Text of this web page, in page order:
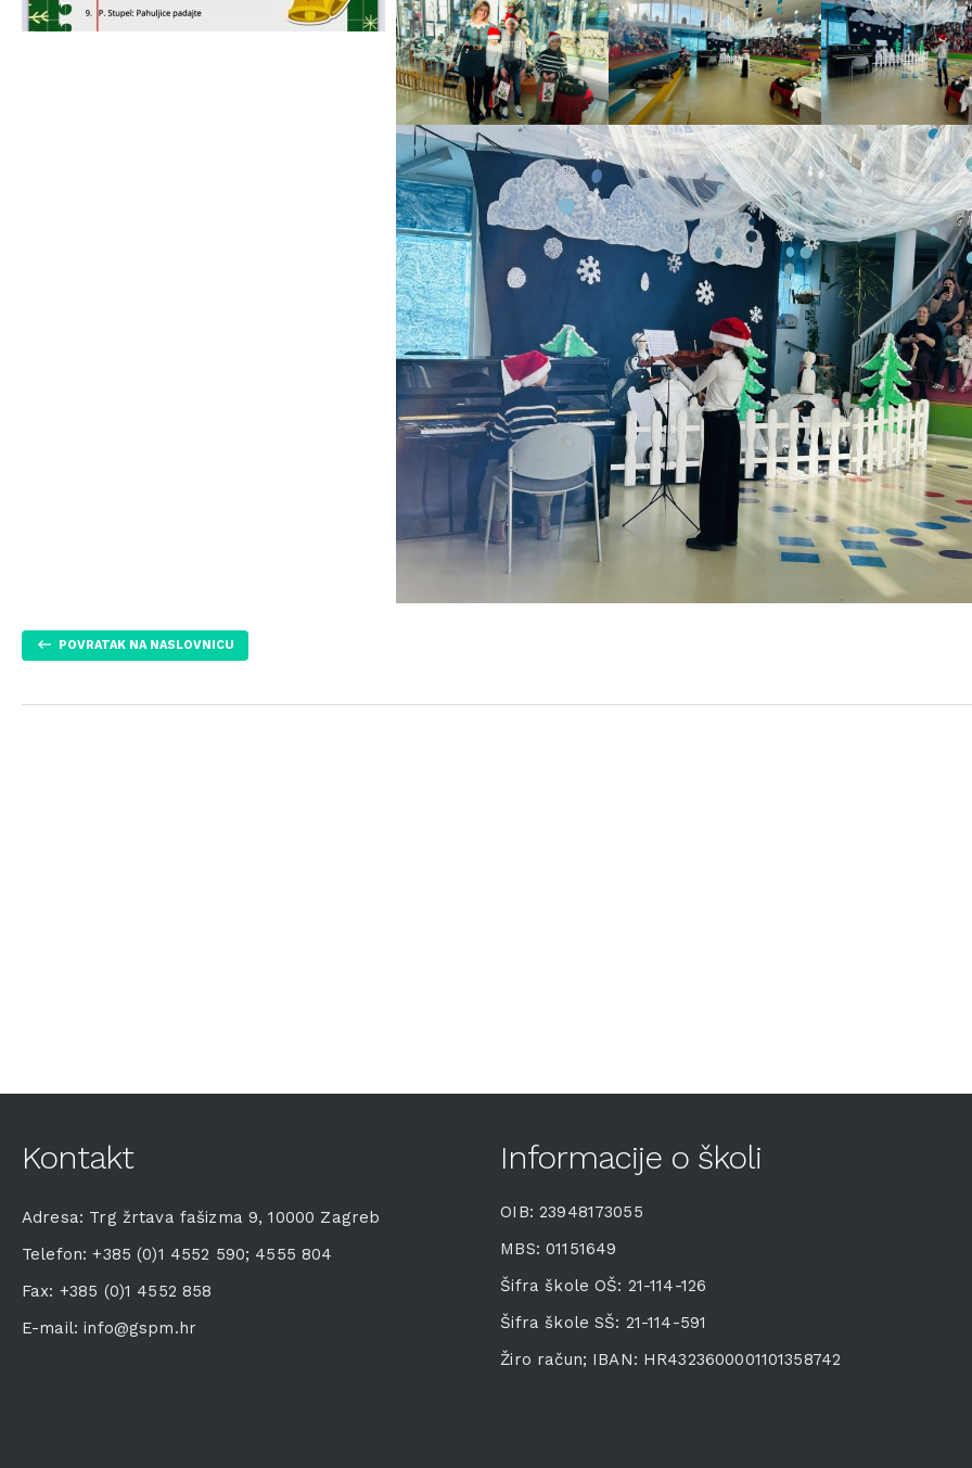
POVRATAK NA NASLOVNICU
Kontakt
Adresa: Trg žrtava fašizma 9, 10000 Zagreb
Telefon: +385 (0)1 4552 590; 4555 804
Fax: +385 (0)1 4552 858
E-mail: info@gspm.hr
Informacije o školi
OIB: 23948173055
MBS: 01151649
Šifra škole OŠ: 21-114-126
Šifra škole SŠ: 21-114-591
Žiro račun; IBAN: HR4323600001101358742